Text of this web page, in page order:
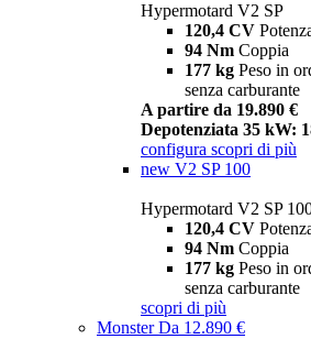
Hypermotard V2 SP
120,4 CV
94 Nm Coppia
177 kg Peso in
senza carburante
A partire da 19.890 €
Depotenziata 35 kW:
configura scopri di più
new V2 SP 100
Hypermotard V2 SP
120,4 CV
94 Nm Coppia
177 kg Peso in
senza carburante
scopri di più
MonsterDa 12.890 €